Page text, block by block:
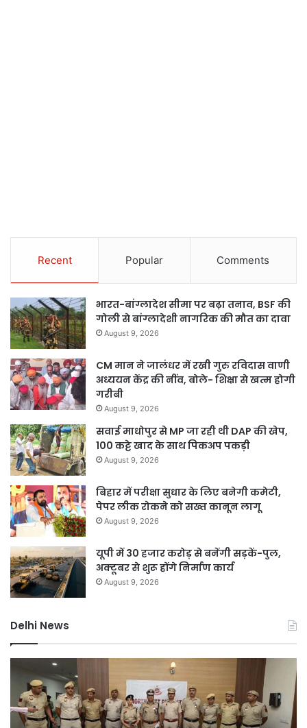
Recent Popular Comments
भारत-बांग्लादेश सीमा पर बढ़ा तनाव, BSF की
गोली से बांग्लादेशी नागरिक की मौत का दावा
August 9, 2026
CM मान ने जालंधर में रखी गुरु रविदास वाणी
अध्ययन केंद्र की नींव, बोले- शिक्षा से खत्म होगी
गरीबी
August 9, 2026
सवाई माधोपुर से MP जा रही थी DAP की खेप,
100 कट्टे खाद के साथ पिकअप पकड़ी
August 9, 2026
बिहार में परीक्षा सुधार के लिए बनेगी कमेटी,
पेपर लीक रोकने को सख्त कानून लागू
August 9, 2026
यूपी में 30 हजार करोड़ से बनेंगी सड़कें-पुल,
अक्टूबर से शुरू होंगे निर्माण कार्य
August 9, 2026
Delhi News
DSB
नहर
होगी
सीमेंटेड,
750